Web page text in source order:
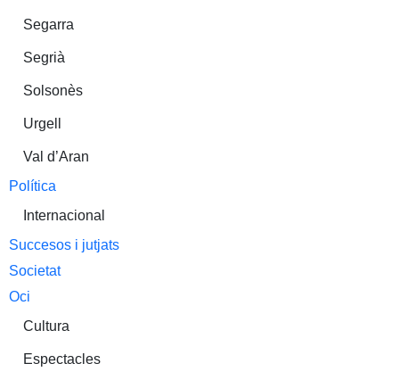
Segarra
Segrià
Solsonès
Urgell
Val d’Aran
Política
Internacional
Succesos i jutjats
Societat
Oci
Cultura
Espectacles